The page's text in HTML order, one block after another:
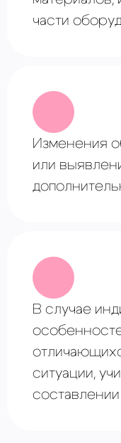
мышцы и
позволяет
части
Изменения
или
В случае
ситуации,